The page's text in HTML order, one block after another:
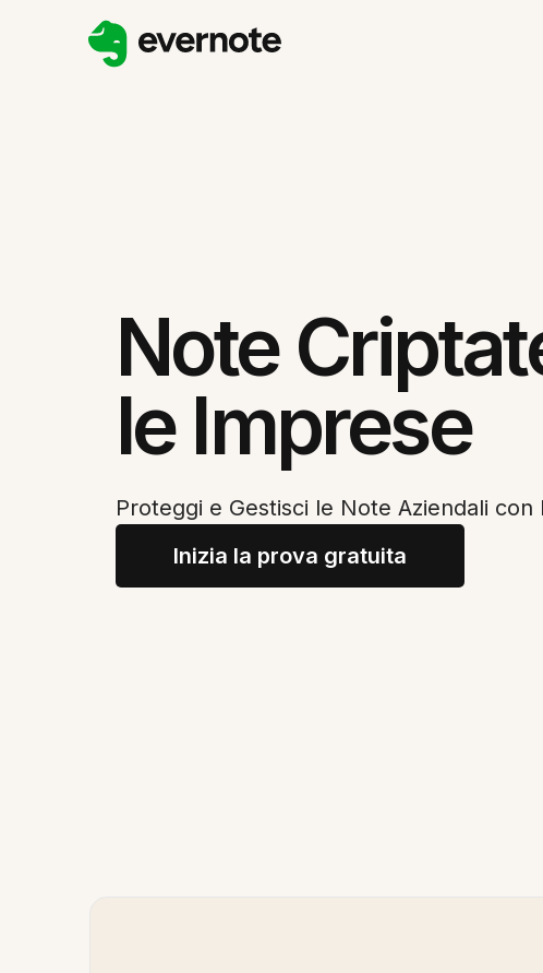
Note
le Imprese
Proteggi e Gestisci le Note Aziendali con
Inizia la prova gratuita